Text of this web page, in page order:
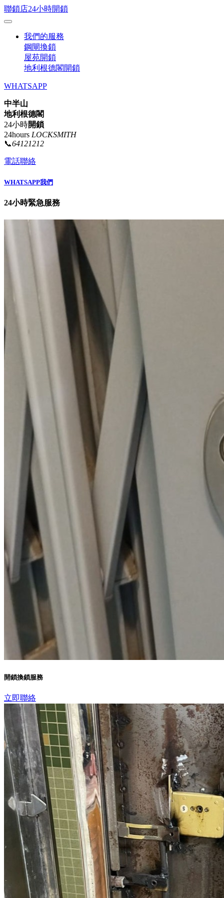
聯鎖店24小時開鎖
我們的服務
鋼閘換鎖
屋苑開鎖
地利根德閣開鎖
WHATSAPP
中半山
地利根德閣
24小時開鎖
24hours LOCKSMITH
📞64121212
電話聯絡
WHATSAPP我們
24小時緊急服務
開鎖換鎖服務
立即聯絡